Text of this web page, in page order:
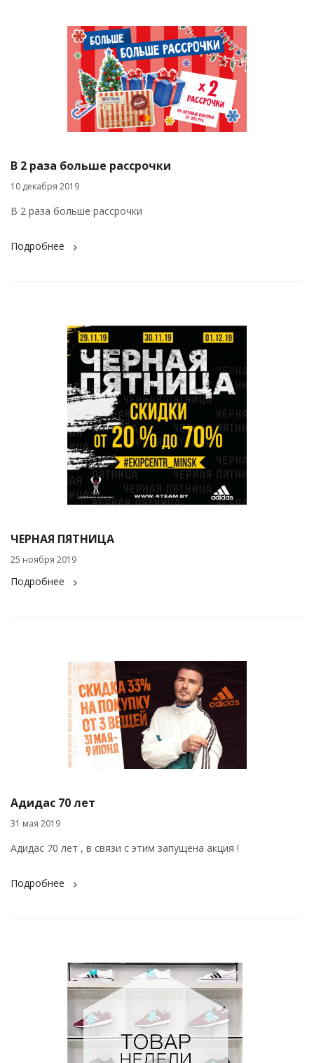
В 2 раза больше рассрочки
10 декабря 2019
В 2 раза больше рассрочки
Подробнее
ЧЕРНАЯ ПЯТНИЦА
25 ноября 2019
Подробнее
Адидас 70 лет
31 мая 2019
Адидас 70 лет , в связи с этим запущена акция !
Подробнее